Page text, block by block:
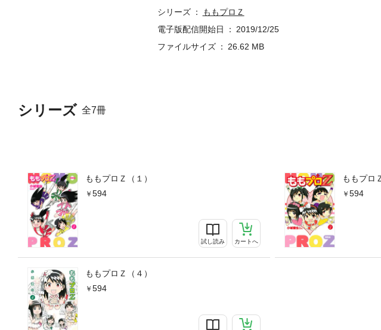
シリーズ 全7冊
ももプロＺ（１）
594
試し読み カートへ
ももプロ
594
ももプロＺ（４）
594
シリーズ
ももプロＺ
電子版配信開始日
2019/12/25
ファイルサイズ
26.62 MB